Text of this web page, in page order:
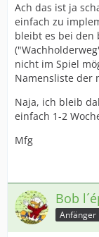
Ach das ist ja
einfach zu
bleibt es bei den
nicht im Spiel
Namensliste der
Naja, ich bleib
einfach 1-2
Mfg
Bob
Anfänger